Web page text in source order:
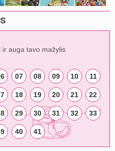
ir auga tavo mažylis
07 08 09 10 11
18 19 20 21 22
29 30 31 32 33
40 41